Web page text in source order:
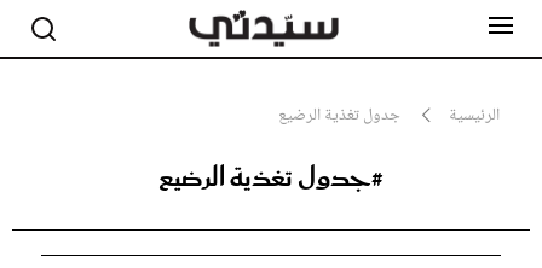
الرئيسية جدول تغذية الرضيع
#جدول تغذية الرضيع
جمال
صحة ورشاقة